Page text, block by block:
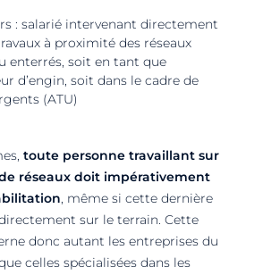
: salarié intervenant directement
à proximité des réseaux
enterrés, soit en tant que
d’engin, soit dans le cadre de
(ATU)
toute personne travaillant sur
réseaux doit impérativement
, même si cette dernière
sur le terrain. Cette
donc autant les entreprises du
celles spécialisées dans les